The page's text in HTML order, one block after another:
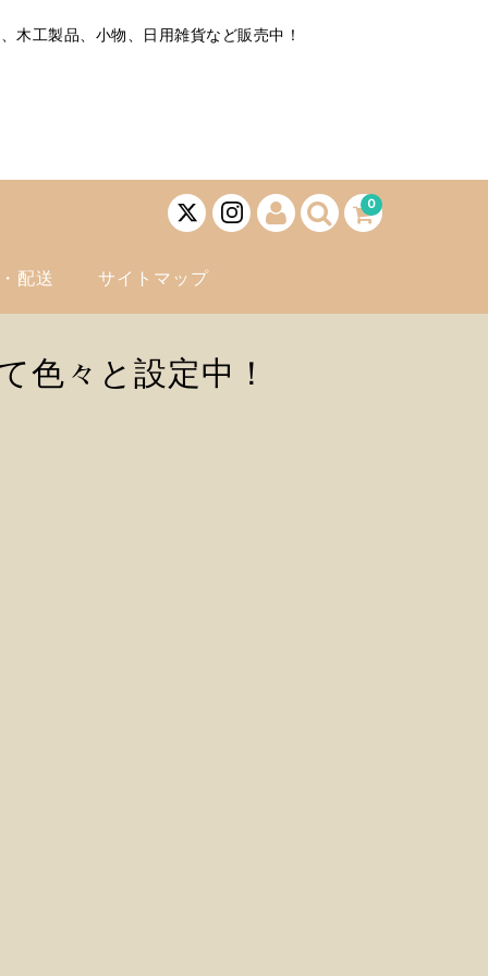
木工製品、小物、日用雑貨など販売中！
0
配送 サイトマップ
色々と設定中！